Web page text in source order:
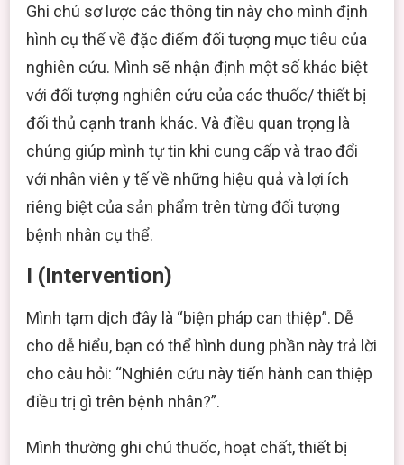
Ghi chú sơ lược các thông tin này cho mình định
hình cụ thể về đặc điểm đối tượng mục tiêu của
nghiên cứu. Mình sẽ nhận định một số khác biệt
với đối tượng nghiên cứu của các thuốc/ thiết bị
đối thủ cạnh tranh khác. Và điều quan trọng là
chúng giúp mình tự tin khi cung cấp và trao đổi
với nhân viên y tế về những hiệu quả và lợi ích
riêng biệt của sản phẩm trên từng đối tượng
bệnh nhân cụ thể.
I (Intervention)
Mình tạm dịch đây là “biện pháp can thiệp”. Dễ
cho dễ hiểu, bạn có thể hình dung phần này trả lời
cho câu hỏi: “Nghiên cứu này tiến hành can thiệp
điều trị gì trên bệnh nhân?”.
Mình thường ghi chú thuốc, hoạt chất, thiết bị